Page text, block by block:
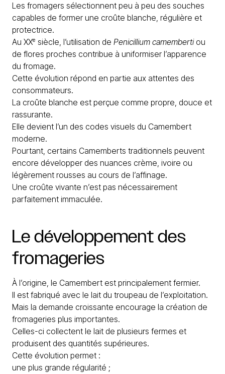
Les fromagers sélectionnent peu à peu des souches
capables de former une croûte blanche, régulière et
protectrice.
Au XXᵉ siècle, l’utilisation de Penicillium camembertiou
de flores proches contribue à uniformiser l’apparence
du fromage.
Cette évolution répond en partie aux attentes des
consommateurs.
La croûte blanche est perçue comme propre, douce et
rassurante.
Elle devient l’un des codes visuels du Camembert
moderne.
Pourtant, certains Camemberts traditionnels peuvent
encore développer des nuances crème, ivoire ou
légèrement rousses au cours de l’affinage.
Une croûte vivante n’est pas nécessairement
parfaitement immaculée.
Ledéveloppement des
fromageries
À l’origine, le Camembert est principalement fermier.
Il est fabriqué avec le lait du troupeau de l’exploitation.
Mais la demande croissante encourage la création de
fromageries plus importantes.
Celles-ci collectent le lait de plusieurs fermes et
produisent des quantités supérieures.
Cette évolution permet :
une plus grande régularité ;